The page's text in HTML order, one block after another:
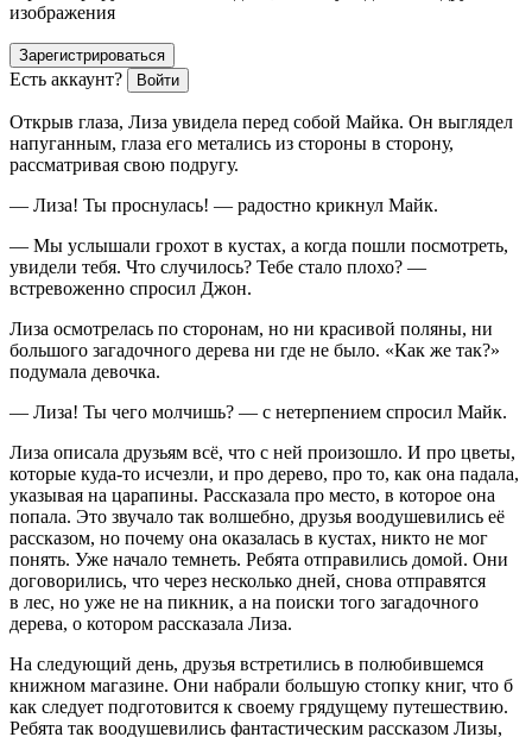
изображения
Зарегистрироваться
Есть аккаунт? Войти
Открыв глаза, Лиза увидела перед собой Майка. Он выглядел
напуганным, глаза его метались из стороны в сторону,
рассматривая свою подругу.
— Лиза! Ты проснулась! — радостно крикнул Майк.
— Мы услышали грохот в кустах, а когда пошли посмотреть,
увидели тебя. Что случилось? Тебе стало плохо? —
встревоженно спросил Джон.
Лиза осмотрелась по сторонам, но ни красивой поляны, ни
большого загадочного дерева ни где не было. «Как же так?»
подумала девочка.
— Лиза! Ты чего молчишь? — с нетерпением спросил Майк.
Лиза описала друзьям всё, что с ней произошло. И про цветы,
которые куда-то исчезли, и про дерево, про то, как она падала,
указывая на царапины. Рассказала про место, в которое она
попала. Это звучало так волшебно, друзья воодушевились её
рассказом, но почему она оказалась в кустах, никто не мог
понять. Уже начало темнеть. Ребята отправились домой. Они
договорились, что через несколько дней, снова отправятся
в лес, но уже не на пикник, а на поиски того загадочного
дерева, о котором рассказала Лиза.
На следующий день, друзья встретились в полюбившемся
книжном магазине. Они набрали большую стопку книг, что б
как следует подготовится к своему грядущему путешествию.
Ребята так воодушевились фантастическим рассказом Лизы,